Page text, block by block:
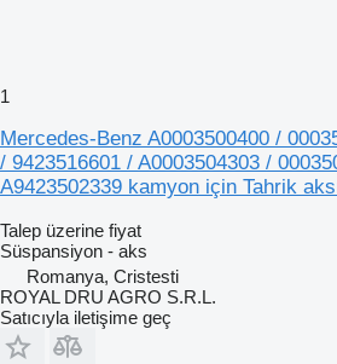
1
Mercedes-Benz A0003500400 /
/ 9423516601 / A0003504303 /
A9423502339 kamyon için Tahrik
Talep üzerine fiyat
Süspansiyon - aks
Romanya, Cristesti
ROYAL DRU AGRO S.R.L.
Satıcıyla iletişime geç